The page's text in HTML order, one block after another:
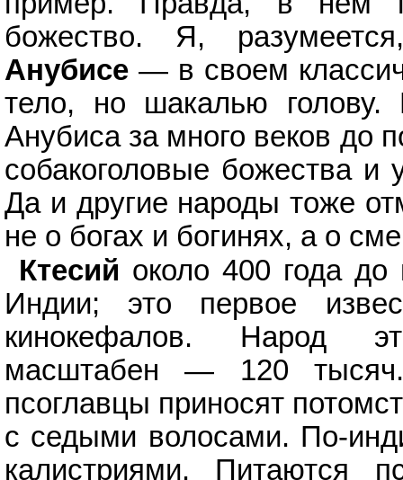
божество. Я,
Анубисе — в своем
тело, но шакалью голову.
Анубиса за много веков до
собакоголовые божества
Да и другие народы тоже
не о богах и богинях, а о
Ктесий около 400 года
Индии; это первое
кинокефалов. Народ
масштабен — 120
псоглавцы приносят
с седыми волосами. По-
калистриями. Питаются